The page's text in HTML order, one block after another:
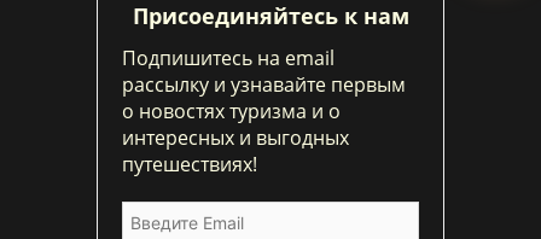
Присоединяйтесь к нам
Подпишитесь на email
рассылку и узнавайте первым
о новостях туризма и о
интересных и выгодных
путешествиях!